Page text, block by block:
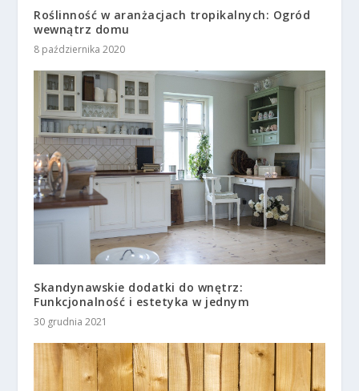
Roślinność w aranżacjach tropikalnych: Ogród
wewnątrz domu
8 października 2020
Skandynawskie dodatki do wnętrz:
Funkcjonalność i estetyka w jednym
30 grudnia 2021